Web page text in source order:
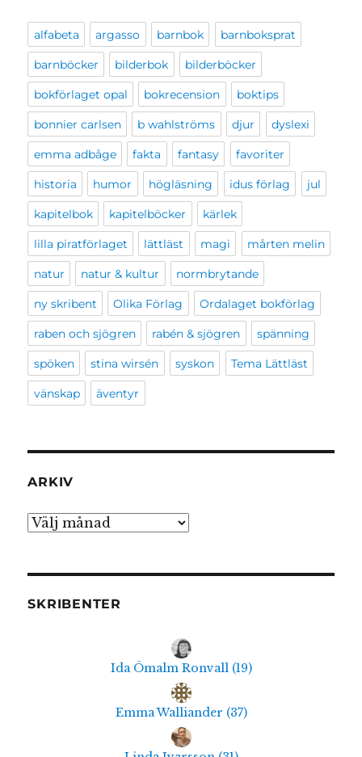
alfabeta argasso barnbok barnboksprat
barnböcker bilderbok bilderböcker
bokförlaget opal bokrecension boktips
bonnier carlsen b wahlströms djur dyslexi
emma adbåge fakta fantasy favoriter
historia humor högläsning idus förlag jul
kapitelbok kapitelböcker kärlek
lilla piratförlaget lättläst magi mårten melin
natur natur & kultur normbrytande
ny skribent Olika Förlag Ordalaget bokförlag
raben och sjögren rabén & sjögren spänning
spöken stina wirsén syskon Tema Lättläst
vänskap äventyr
ARKIV
Arkiv
SKRIBENTER
Ida Ömalm Ronvall (19)
Emma Walliander (37)